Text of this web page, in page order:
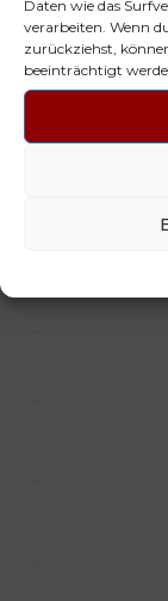
Daten wie das
verarbeiten. Wenn
zurückziehst,
beeinträchtigt